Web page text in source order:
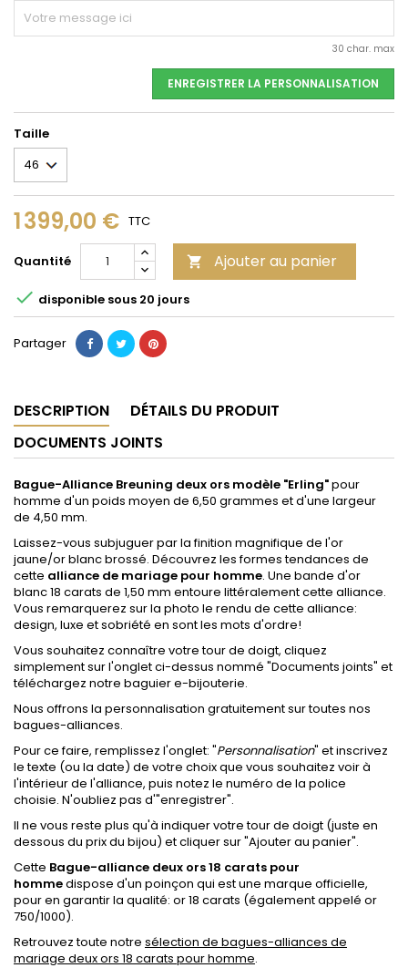
30 char. max
ENREGISTRER LA PERSONNALISATION
Taille
1 399,00 € TTC
Quantité  Ajouter au panier
 disponible sous 20 jours
Partager
DESCRIPTION
DÉTAILS DU PRODUIT
DOCUMENTS JOINTS
Bague-Alliance Breuning deux ors modèle "Erling"pour
homme d'un poids moyen de 6,50 grammes et d'une largeur
de 4,50 mm.
Laissez-vous subjuguer par la finition magnifique de l'or
jaune/or blanc brossé. Découvrez les formes tendances de
cette alliance de mariage pour homme. Une bande d'or
blanc 18 carats de 1,50 mm entoure littéralement cette alliance.
Vous remarquerez sur la photo le rendu de cette alliance:
design, luxe et sobriété en sont les mots d'ordre!
Vous souhaitez connaître votre tour de doigt, cliquez
simplement sur l'onglet ci-dessus nommé "Documents joints" et
téléchargez notre baguier e-bijouterie.
Nous offrons la personnalisation gratuitement sur toutes nos
bagues-alliances.
Pour ce faire, remplissez l'onglet: "Personnalisation" et inscrivez
le texte (ou la date) de votre choix que vous souhaitez voir à
l'intérieur de l'alliance, puis notez le numéro de la police
choisie. N'oubliez pas d'"enregistrer".
Il ne vous reste plus qu'à indiquer votre tour de doigt (juste en
dessous du prix du bijou) et cliquer sur "Ajouter au panier".
Cette Bague-alliance deux ors 18 carats pour
hommedispose d'un poinçon qui est une marque officielle,
pour en garantir la qualité: or 18 carats (également appelé or
750/1000).
Retrouvez toute notre sélection de bagues-alliances de
mariage deux ors 18 carats pour homme.